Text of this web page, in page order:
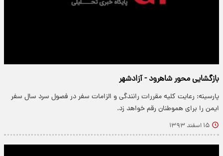
بازگشایی محور شاهرود - آزادشهر
پارسینه: رعایت کلیه مقررات رانندگی و الزامات سفر در فصول سرد سال سفر
ایمن را برای هموطنان رقم خواهد زد.
۱۵ اسفند ۱۳۹۳